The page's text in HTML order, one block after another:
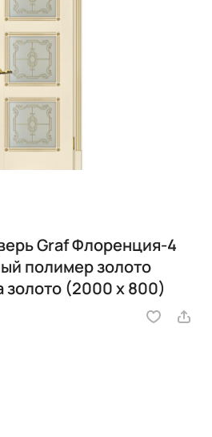
Graf Флоренция-4
полимер золото
золото (2000 х 800)